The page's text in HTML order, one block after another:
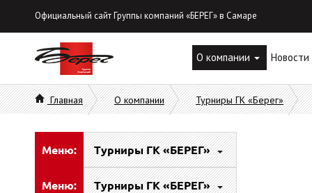
Официальный сайт Группы компаний «БЕРЕГ» в Самаре
О компании Новости
Главная О компании Турниры ГК «Берег»
Меню: Турниры ГК «БЕРЕГ»
Меню: Турниры ГК «БЕРЕГ»